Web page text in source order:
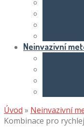
Neinvazivní
Úvod » Neinvazivní
Kombinace pro